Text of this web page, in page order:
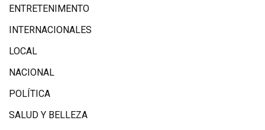
ENTRETENIMENTO
INTERNACIONALES
LOCAL
NACIONAL
POLÍTICA
SALUD Y BELLEZA